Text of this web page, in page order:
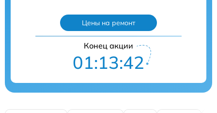
Цены на ремонт
Конец акции
01:13:41